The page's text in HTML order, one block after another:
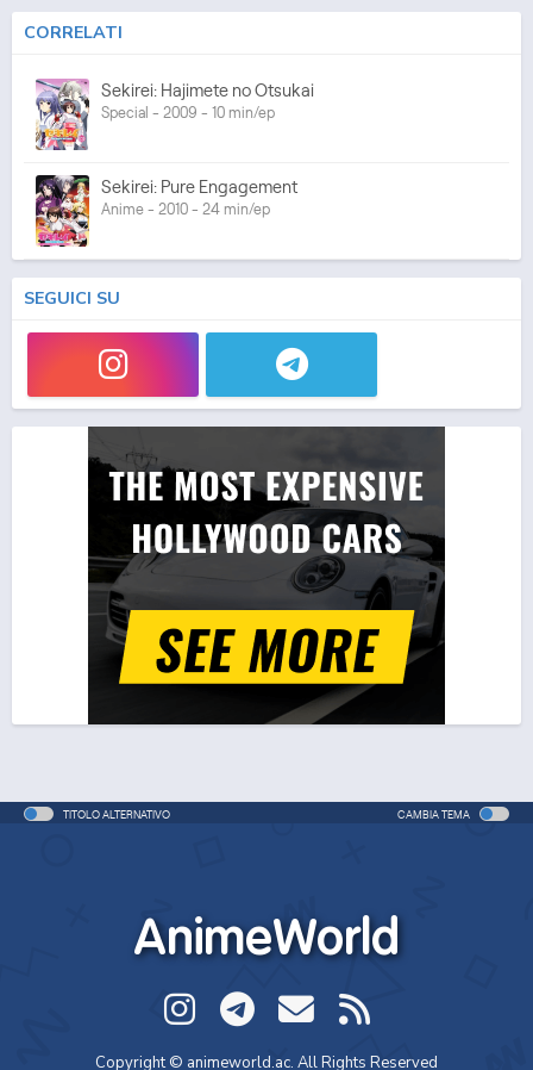
CORRELATI
Sekirei: Hajimete no Otsukai
Special - 2009 - 10 min/ep
Sekirei: Pure Engagement
Anime - 2010 - 24 min/ep
SEGUICI SU
TITOLO ALTERNATIVO CAMBIA TEMA
AnimeWorld
Copyright © animeworld.ac. All Rights Reserved